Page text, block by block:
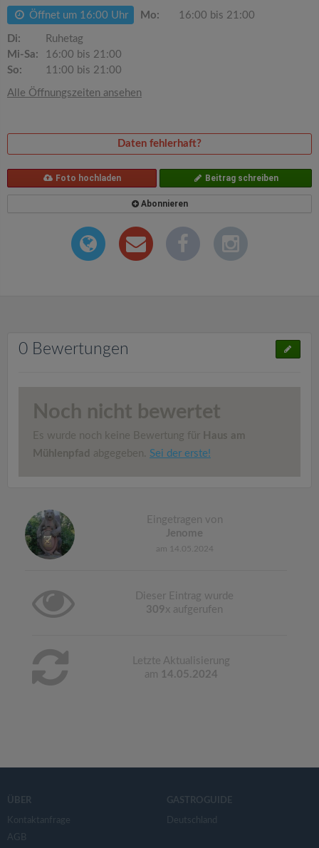
Öffnet um 16:00 Uhr Mo: 16:00 bis 21:00
Di:
Ruhetag
Mi-Sa:
16:00 bis 21:00
So:
11:00 bis 21:00
Alle Öffnungszeiten ansehen
Daten fehlerhaft?
Foto hochladen Beitrag schreiben
Abonnieren
0 Bewertungen
Noch nicht bewertet
Es wurde noch keine Bewertung für Haus am
Mühlenpfad
abgegeben. Sei der erste!
Eingetragen von
Jenome
am 14.05.2024
Dieser Eintrag wurde
309x aufgerufen
Letzte Aktualisierung
am 14.05.2024
ÜBER
Kontaktanfrage
AGB
GASTROGUIDE
Deutschland
a
n